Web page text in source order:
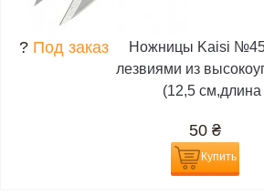
? Под заказ
Ножницы Kaisi
лезвиями из
(12,5
50 ₴
Купить